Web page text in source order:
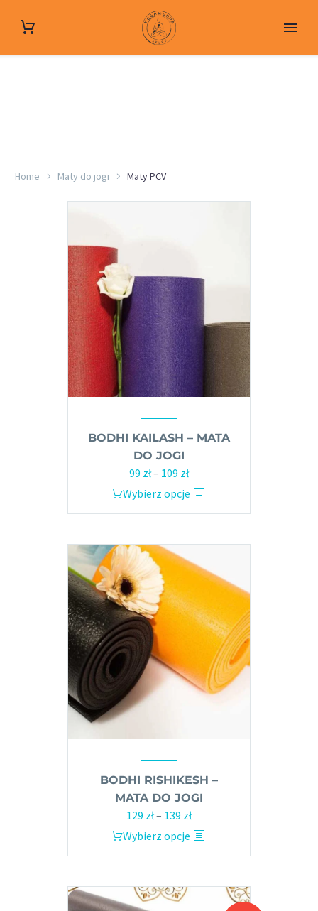
Home Maty do jogi Maty PCV
BODHI KAILASH – MATA
DO JOGI
99 zł– 109 złZakres
cen:
do
109 zł
Wybierz opcje
Ten
produkt
wiele
wariantów.
Opcje
można
wybrać
stronie
produktu
BODHI RISHIKESH –
MATA DO JOGI
129 zł– 139 złZakres
cen:
do
Wybierz opcje
Ten
produkt
wiele